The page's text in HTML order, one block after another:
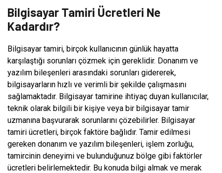
Bilgisayar Tamiri Ücretleri Ne
Kadardır?
Bilgisayar tamiri, birçok kullanıcının günlük hayatta
karşılaştığı sorunları çözmek için gereklidir. Donanım ve
yazılım bileşenleri arasındaki sorunları gidererek,
bilgisayarların hızlı ve verimli bir şekilde çalışmasını
sağlamaktadır. Bilgisayar tamirine ihtiyaç duyan kullanıcılar,
teknik olarak bilgili bir kişiye veya bir bilgisayar tamir
uzmanına başvurarak sorunlarını çözebilirler. Bilgisayar
tamiri ücretleri, birçok faktöre bağlıdır. Tamir edilmesi
gereken donanım ve yazılım bileşenleri, işlem zorluğu,
tamircinin deneyimi ve bulunduğunuz bölge gibi faktörler
ücretleri belirlemektedir. Bu konuda bilgi almak ve merak